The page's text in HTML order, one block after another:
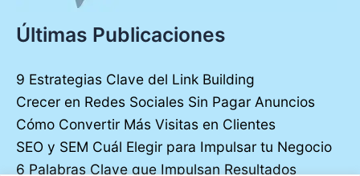
Últimas Publicaciones
9 Estrategias Clave del Link Building
Crecer en Redes Sociales Sin Pagar Anuncios
Cómo Convertir Más Visitas en Clientes
SEO y SEM Cuál Elegir para Impulsar tu Negocio
6 Palabras Clave que Impulsan Resultados